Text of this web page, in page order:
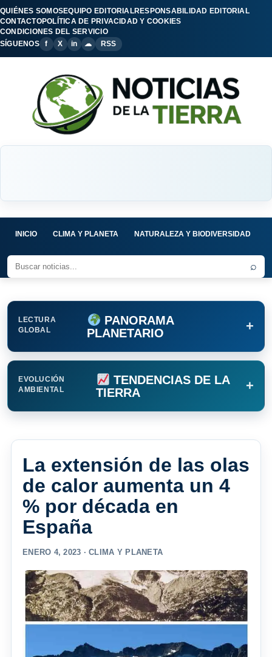
QUIÉNES SOMOSEQUIPO EDITORIALRESPONSABILIDAD EDITORIAL
CONTACTOPOLÍTICA DE PRIVACIDAD Y COOKIES
CONDICIONES DEL SERVICIO
SÍGUENOS
f X in ☁ RSS
INICIO CLIMA Y PLANETA NATURALEZA Y BIODIVERSIDAD
⌕
LECTURA
GLOBAL
PANORAMA
PLANETARIO
+
EVOLUCIÓN
AMBIENTAL
TENDENCIAS DE LA
TIERRA
+
La extensión de las olas
de calor aumenta un 4
% por década en
España
ENERO 4, 2023 ·CLIMA Y PLANETA